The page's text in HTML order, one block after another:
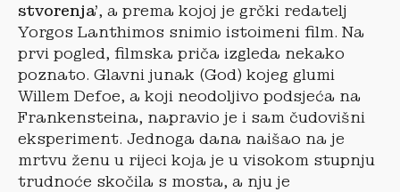
stvorenja’, a prema kojoj je grčki redatelj
Yorgos Lanthimos snimio istoimeni film. Na
prvi pogled, filmska priča izgleda nekako
poznato. Glavni junak (God) kojeg glumi
Willem Defoe, a koji neodoljivo podsjeća na
Frankensteina, napravio je i sam čudovišni
eksperiment. Jednoga dana naišao na je
mrtvu ženu u rijeci koja je u visokom stupnju
trudnoće skočila s mosta, a nju je